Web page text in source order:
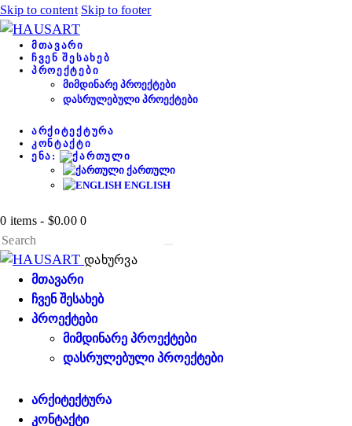
Skip to content Skip to footer
ᲛᲗᲐᲕᲐᲠᲘ
ᲩᲕᲔᲜ ᲨᲔᲡᲐᲮᲔᲑ
ᲞᲠᲝᲔᲥᲢᲔᲑᲘ
ᲛᲘᲛᲓᲘᲜᲐᲠᲔ ᲞᲠᲝᲔᲥᲢᲔᲑᲘ
ᲓᲐᲡᲠᲣᲚᲔᲑᲣᲚᲘ ᲞᲠᲝᲔᲥᲢᲔᲑᲘ
ᲐᲠᲥᲘᲢᲔᲥᲢᲣᲠᲐ
ᲙᲝᲜᲢᲐᲥᲢᲘ
ᲔᲜᲐ:
ᲥᲐᲠᲗᲣᲚᲘ
ENGLISH
0 items- $0.00 0
დახურვა
ᲛᲗᲐᲕᲐᲠᲘ
ᲩᲕᲔᲜ ᲨᲔᲡᲐᲮᲔᲑ
ᲞᲠᲝᲔᲥᲢᲔᲑᲘ
ᲛᲘᲛᲓᲘᲜᲐᲠᲔ ᲞᲠᲝᲔᲥᲢᲔᲑᲘ
ᲓᲐᲡᲠᲣᲚᲔᲑᲣᲚᲘ ᲞᲠᲝᲔᲥᲢᲔᲑᲘ
ᲐᲠᲥᲘᲢᲔᲥᲢᲣᲠᲐ
ᲙᲝᲜᲢᲐᲥᲢᲘ